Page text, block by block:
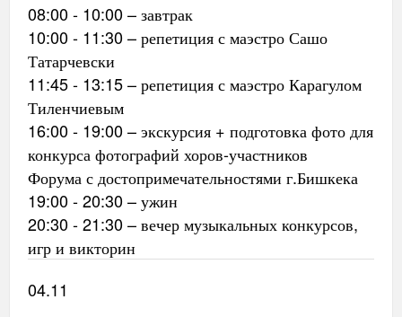
08:00 - 10:00 – завтрак
10:00 - 11:30 – репетиция с маэстро Сашо
Татарчевски
11:45 - 13:15 – репетиция с маэстро Карагулом
Тиленчиевым
16:00 - 19:00 – экскурсия + подготовка фото для
конкурса фотографий хоров-участников
Форума с достопримечательностями г.Бишкека
19:00 - 20:30 – ужин
20:30 - 21:30 – вечер музыкальных конкурсов,
игр и викторин
04.11